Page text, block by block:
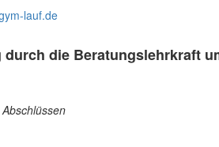
lauf.de
die Beratungslehrkraft